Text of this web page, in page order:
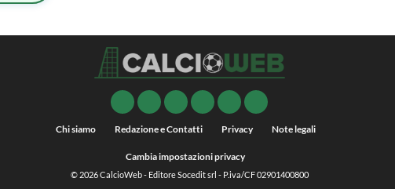
Chi siamo Redazione e Contatti Privacy Note legali
Cambia impostazioni privacy
© 2026CalcioWeb- Editore Socedit srl - P.iva/CF 02901400800